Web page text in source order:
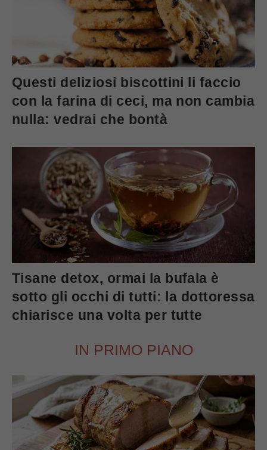
Questi deliziosi biscottini li faccio
con la farina di ceci, ma non cambia
nulla: vedrai che bontà
Tisane detox, ormai la bufala è
sotto gli occhi di tutti: la dottoressa
chiarisce una volta per tutte
IN PRIMO PIANO